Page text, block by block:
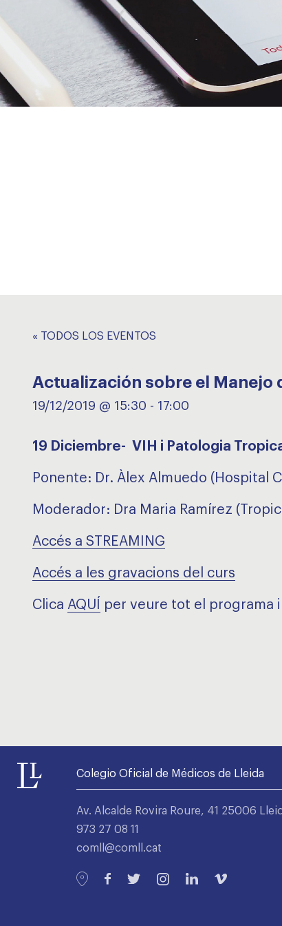
« TODOS LOS EVENTOS
Actualización sobre el Manejo
19/12/2019 @ 15:30 - 17:00
19 Diciembre- VIH i Patologia
Ponente: Dr. Àlex Almuedo (Hospital
Moderador: Dra Maria Ramírez
Accés a STREAMING
Accés a les gravacions del curs
Clica AQUÍ per veure tot el programa
Colegio Oficial de Médicos de Lleida
Av. Alcalde Rovira Roure, 41 25006
973 27 08 11
comll@comll.cat